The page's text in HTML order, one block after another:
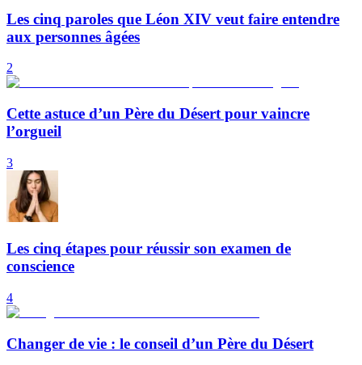
Les cinq paroles que Léon XIV veut faire entendre
aux personnes âgées
2
Cette astuce d’un Père du Désert pour vaincre
l’orgueil
3
Les cinq étapes pour réussir son examen de
conscience
4
Changer de vie : le conseil d’un Père du Désert